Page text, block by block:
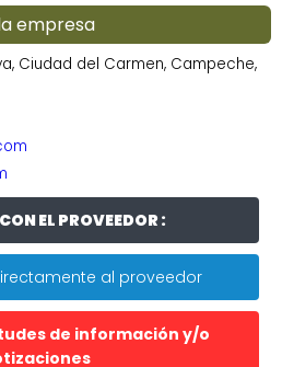
empresa
Ciudad del Carmen, Campeche,
EL PROVEEDOR :
al proveedor
de información y/o